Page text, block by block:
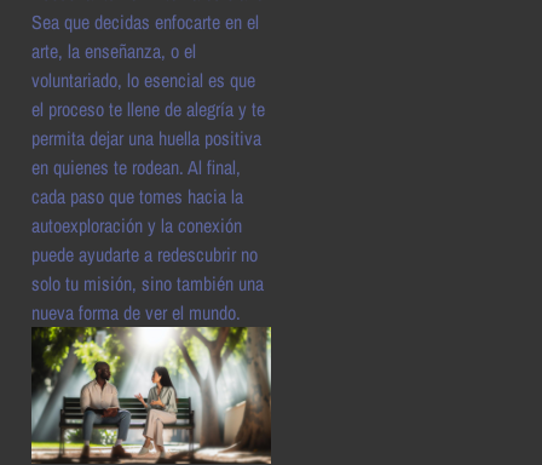
Sea que decidas enfocarte en el
arte, la enseñanza, o el
voluntariado, lo esencial es que
el proceso te llene de alegría y te
permita dejar una huella positiva
en quienes te rodean. Al final,
cada paso que tomes hacia la
autoexploración y la conexión
puede ayudarte a redescubrir no
solo tu misión, sino también una
nueva forma de ver el mundo.